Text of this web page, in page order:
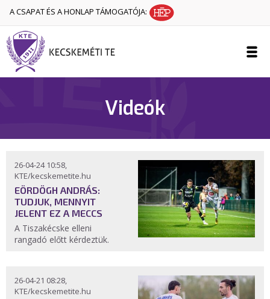
A CSAPAT ÉS A HONLAP TÁMOGATÓJA:
Videók
26-04-24 10:58,
KTE/kecskemetite.hu
EÖRDÖGH ANDRÁS:
TUDJUK, MENNYIT
JELENT EZ A MECCS
A Tiszakécske elleni
rangadó előtt kérdeztük.
26-04-21 08:28,
KTE/kecskemetite.hu